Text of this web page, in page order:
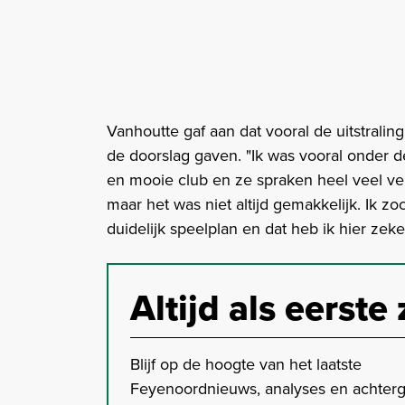
Vanhoutte gaf aan dat vooral de
de doorslag gaven. "Ik was vooral onder
en mooie club en ze spraken heel veel
maar het was niet altijd gemakkelijk. Ik
duidelijk speelplan en dat heb ik hier
Altijd als eerste
Blijf op de hoogte van het laatste
Feyenoordnieuws, analyses en